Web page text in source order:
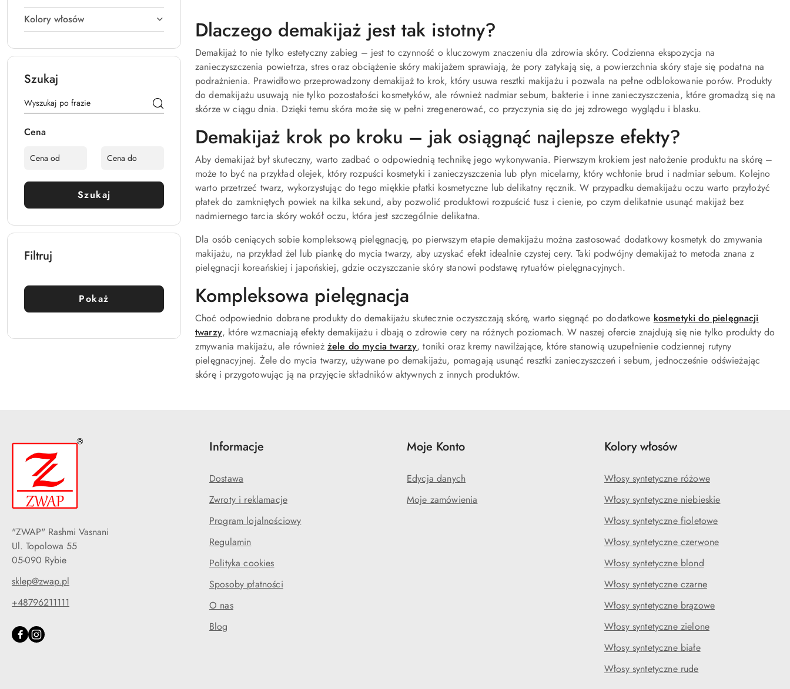
Kolory włosów
Szukaj
Cena
Szukaj
Filtruj
Pokaż
Dlaczego demakijaż jest tak istotny?
Demakijaż to nie tylko estetyczny zabieg – jest to czynność o kluczowym znaczeniu dla zdrowia skóry. Codzienna ekspozycja na
zanieczyszczenia powietrza, stres oraz obciążenie skóry makijażem sprawiają, że pory zatykają się, a powierzchnia skóry staje się podatna na
podrażnienia. Prawidłowo przeprowadzony demakijaż to krok, który usuwa resztki makijażu i pozwala na pełne odblokowanie porów. Produkty
do demakijażu usuwają nie tylko pozostałości kosmetyków, ale również nadmiar sebum, bakterie i inne zanieczyszczenia, które gromadzą się na
skórze w ciągu dnia. Dzięki temu skóra może się w pełni zregenerować, co przyczynia się do jej zdrowego wyglądu i blasku.
Demakijaż krok po kroku – jak osiągnąć najlepsze efekty?
Aby demakijaż był skuteczny, warto zadbać o odpowiednią technikę jego wykonywania. Pierwszym krokiem jest nałożenie produktu na skórę –
może to być na przykład olejek, który rozpuści kosmetyki i zanieczyszczenia lub płyn micelarny, który wchłonie brud i nadmiar sebum. Kolejno
warto przetrzeć twarz, wykorzystując do tego miękkie płatki kosmetyczne lub delikatny ręcznik. W przypadku demakijażu oczu warto przyłożyć
płatek do zamkniętych powiek na kilka sekund, aby pozwolić produktowi rozpuścić tusz i cienie, po czym delikatnie usunąć makijaż bez
nadmiernego tarcia skóry wokół oczu, która jest szczególnie delikatna.
Dla osób ceniących sobie kompleksową pielęgnację, po pierwszym etapie demakijażu można zastosować dodatkowy kosmetyk do zmywania
makijażu, na przykład żel lub piankę do mycia twarzy, aby uzyskać efekt idealnie czystej cery. Taki podwójny demakijaż to metoda znana z
pielęgnacji koreańskiej i japońskiej, gdzie oczyszczanie skóry stanowi podstawę rytuałów pielęgnacyjnych.
Kompleksowa pielęgnacja
Choć odpowiednio dobrane produkty do demakijażu skutecznie oczyszczają skórę, warto sięgnąć po dodatkowe kosmetyki do pielęgnacji
twarzy, które wzmacniają efekty demakijażu i dbają o zdrowie cery na różnych poziomach. W naszej ofercie znajdują się nie tylko produkty do
zmywania makijażu, ale również żele do mycia twarzy, toniki oraz kremy nawilżające, które stanowią uzupełnienie codziennej rutyny
pielęgnacyjnej. Żele do mycia twarzy, używane po demakijażu, pomagają usunąć resztki zanieczyszczeń i sebum, jednocześnie odświeżając
skórę i przygotowując ją na przyjęcie składników aktywnych z innych produktów.
"ZWAP" Rashmi Vasnani
Ul. Topolowa 55
05-090 Rybie
sklep@zwap.pl
+48796211111
Informacje
Dostawa
Zwroty i reklamacje
Program lojalnościowy
Regulamin
Polityka cookies
Sposoby płatności
O nas
Blog
Moje Konto
Edycja danych
Moje zamówienia
Kolory włosów
Włosy syntetyczne różowe
Włosy syntetyczne niebieskie
Włosy syntetyczne fioletowe
Włosy syntetyczne czerwone
Włosy syntetyczne blond
Włosy syntetyczne czarne
Włosy syntetyczne brązowe
Włosy syntetyczne zielone
Włosy syntetyczne białe
Włosy syntetyczne rude